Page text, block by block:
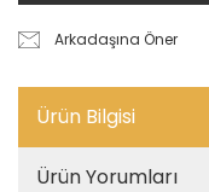
Arkadaşına Öner
Ürün Bilgisi
Ürün Yorumları